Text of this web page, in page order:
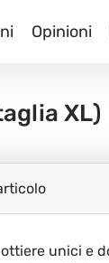
Opinioni
XL)
unici e